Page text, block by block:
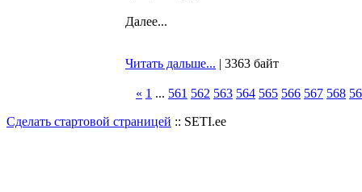
Далее...
Читать дальше... | 3363 байт
« 1 ... 561 562 563 564 565 566 567 568
Сделать стартовой страницей :: SETI.ee